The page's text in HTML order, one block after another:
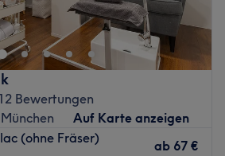
natürlichen Look? So oder
München, Altstadt werden deine
ob eine entspannende Maniküre,
Shellac — lehne dich zurück und
tollen Beauty-Services. Auch
kannst du dir hier
vorbei und freu dich auf deinen
Bewertungen
Auf Karte anzeigen
(ohne Fräser)
ab 67 €